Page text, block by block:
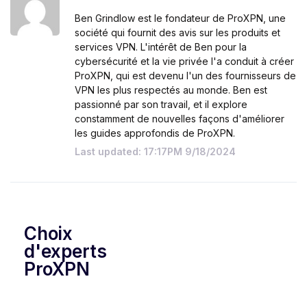
Ben Grindlow est le fondateur de ProXPN, une
société qui fournit des avis sur les produits et
services VPN. L'intérêt de Ben pour la
cybersécurité et la vie privée l'a conduit à créer
ProXPN, qui est devenu l'un des fournisseurs de
VPN les plus respectés au monde. Ben est
passionné par son travail, et il explore
constamment de nouvelles façons d'améliorer
les guides approfondis de ProXPN.
Last updated: 17:17PM 9/18/2024
Choix
d'experts
ProXPN